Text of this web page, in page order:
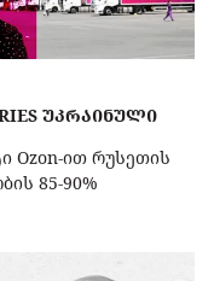
ᲣᲙᲠᲐᲘᲜᲣᲚᲘ
Ozon-ით რუსეთის
85-90%